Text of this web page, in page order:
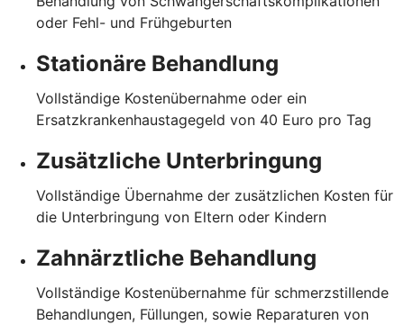
oder Fehl- und Frühgeburten
Stationäre Behandlung
Vollständige Kostenübernahme oder ein
Ersatzkrankenhaustagegeld von 40 Euro pro Tag
Zusätzliche Unterbringung
Vollständige Übernahme der zusätzlichen Kosten für
die Unterbringung von Eltern oder Kindern
Zahnärztliche Behandlung
Vollständige Kostenübernahme für schmerzstillende
Behandlungen, Füllungen, sowie Reparaturen von